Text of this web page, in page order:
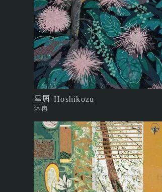
星屑 Hoshikozu
沐冉